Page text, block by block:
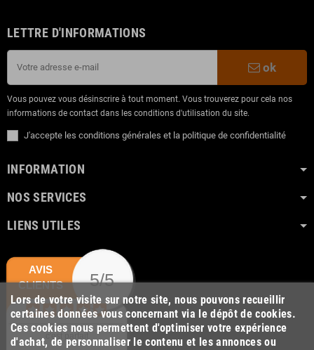
LETTRE D'INFORMATIONS
ok
Vous pouvez vous désinscrire à tout moment. Vous trouverez pour cela nos
informations de contact dans les conditions d'utilisation du site.
J'accepte les conditions générales et la politique de confidentialité
INFORMATION
NOS SERVICES
LIENS UTILES
Lors de votre visite sur notre site, nous pouvons recueillir
certaines données vous concernant via le dépôt de cookies.
Ces cookies nous permettent d'optimiser votre expérience
d'achat, de personnaliser le contenu et les annonces ou
AVIS
CLIENTS
5/5
c'est parfait